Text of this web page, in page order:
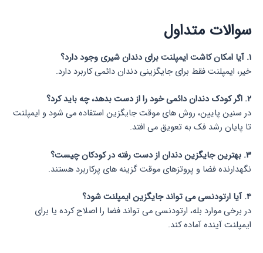
سوالات متداول
۱. آیا امکان کاشت ایمپلنت برای دندان شیری وجود دارد؟
خیر، ایمپلنت فقط برای جایگزینی دندان دائمی کاربرد دارد.
۲. اگر کودک دندان دائمی خود را از دست بدهد، چه باید کرد؟
در سنین پایین، روش های موقت جایگزین استفاده می شود و ایمپلنت
تا پایان رشد فک به تعویق می افتد.
۳. بهترین جایگزین دندان از دست رفته در کودکان چیست؟
نگهدارنده فضا و پروتزهای موقت گزینه های پرکاربرد هستند.
۴. آیا ارتودنسی می تواند جایگزین ایمپلنت شود؟
در برخی موارد بله، ارتودنسی می تواند فضا را اصلاح کرده یا برای
ایمپلنت آینده آماده کند.